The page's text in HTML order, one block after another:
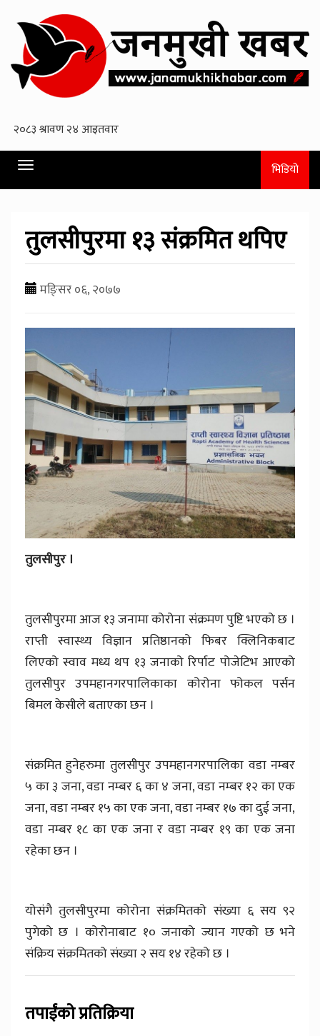
Toggle
navigation
भिडियो
तुलसीपुरमा १३ संक्रमित थपिए
मङि्सर ०६, २०७७
तुलसीपुर ।
तुलसीपुरमा आज १३ जनामा कोरोना संक्रमण पुष्टि भएको छ ।
राप्ती स्वास्थ्य विज्ञान प्रतिष्ठानको फिबर क्लिनिकबाट
लिएको स्वाव मध्य थप १३ जनाको रिर्पाट पोजेटिभ आएको
तुलसीपुर उपमहानगरपालिकाका कोरोना फोकल पर्सन
बिमल केसीले बताएका छन ।
संक्रमित हुनेहरुमा तुलसीपुर उपमहानगरपालिका वडा नम्बर
५ का ३ जना, वडा नम्बर ६ का ४ जना, वडा नम्बर १२ का एक
जना, वडा नम्बर १५ का एक जना, वडा नम्बर १७ का दुई जना,
वडा नम्बर १८ का एक जना र वडा नम्बर १९ का एक जना
रहेका छन ।
योसंगै तुलसीपुरमा कोरोना संक्रमितको संख्या ६ सय ९२
पुगेको छ । कोरोनाबाट १० जनाको ज्यान गएको छ भने
संक्रिय संक्रमितको संख्या २ सय १४ रहेको छ ।
तपाईंको प्रतिक्रिया